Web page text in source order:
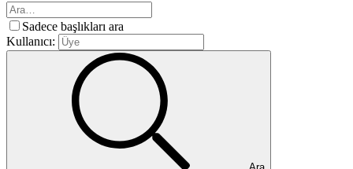
Sadece başlıkları ara
Kullanıcı: